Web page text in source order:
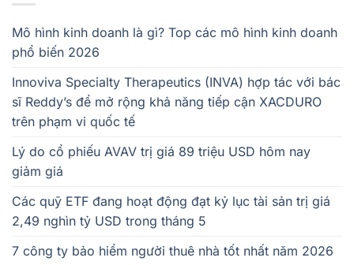
Mô hình kinh doanh là gì? Top các mô hình kinh doanh
phổ biến 2026
Innoviva Specialty Therapeutics (INVA) hợp tác với bác
sĩ Reddy’s để mở rộng khả năng tiếp cận XACDURO
trên phạm vi quốc tế
Lý do cổ phiếu AVAV trị giá 89 triệu USD hôm nay
giảm giá
Các quỹ ETF đang hoạt động đạt kỷ lục tài sản trị giá
2,49 nghìn tỷ USD trong tháng 5
7 công ty bảo hiểm người thuê nhà tốt nhất năm 2026